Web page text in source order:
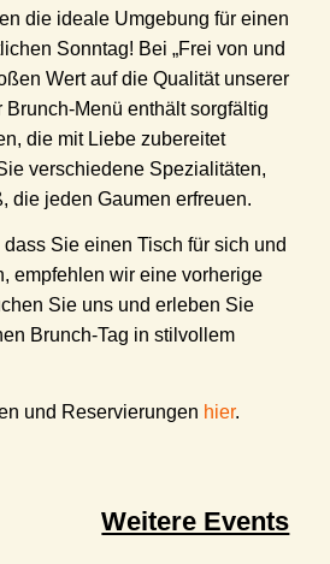
die ideale Umgebung für einen
Sonntag! Bei „Frei von und
Wert auf die Qualität unserer
Brunch-Menü enthält sorgfältig
die mit Liebe zubereitet
verschiedene Spezialitäten,
die jeden Gaumen erfreuen.
Sie einen Tisch für sich und
empfehlen wir eine vorherige
Sie uns und erleben Sie
Brunch-Tag in stilvollem
und Reservierungen hier.
Weitere Events